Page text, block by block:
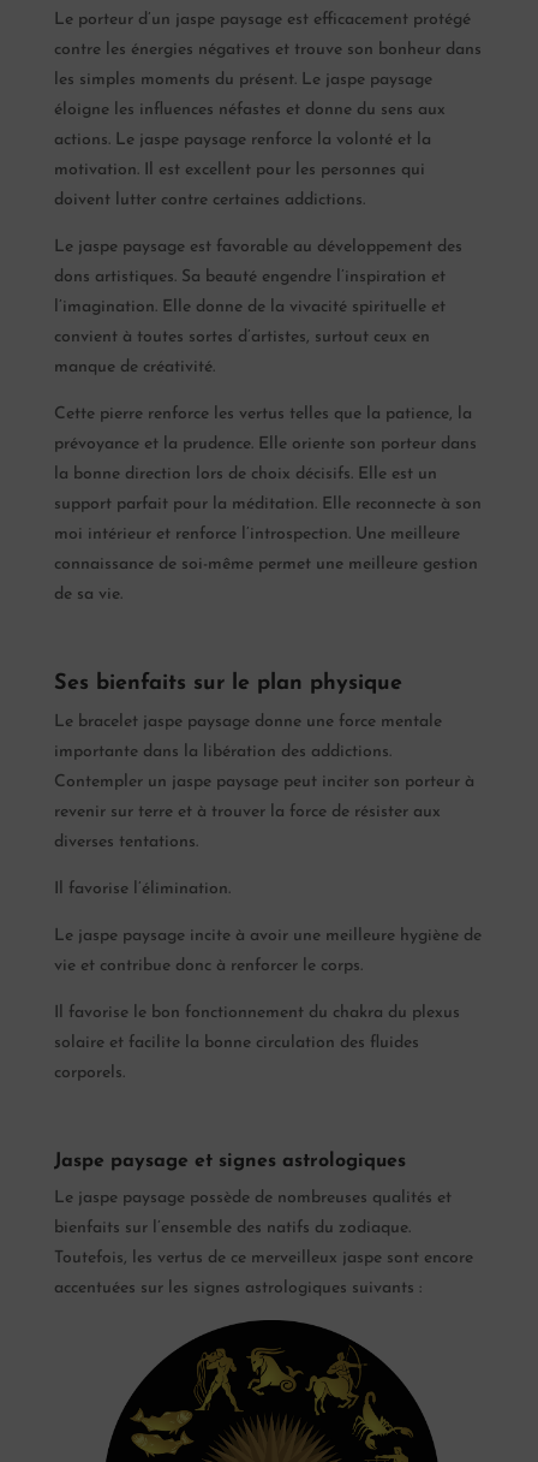
Le porteur d’un jaspe paysage est efficacement protégé
contre les énergies négatives et trouve son bonheur dans
les simples moments du présent. Le jaspe paysage
éloigne les influences néfastes et donne du sens aux
actions. Le jaspe paysage renforce la volonté et la
motivation. Il est excellent pour les personnes qui
doivent lutter contre certaines addictions.
Le jaspe paysage est favorable au développement des
dons artistiques. Sa beauté engendre l’inspiration et
l’imagination. Elle donne de la vivacité spirituelle et
convient à toutes sortes d’artistes, surtout ceux en
manque de créativité.
Cette pierre renforce les vertus telles que la patience, la
prévoyance et la prudence. Elle oriente son porteur dans
la bonne direction lors de choix décisifs. Elle est un
support parfait pour la méditation. Elle reconnecte à son
moi intérieur et renforce l’introspection. Une meilleure
connaissance de soi-même permet une meilleure gestion
de sa vie.
Ses bienfaits sur le plan physique
Le bracelet jaspe paysage donne une force mentale
importante dans la libération des addictions.
Contempler un jaspe paysage peut inciter son porteur à
revenir sur terre et à trouver la force de résister aux
diverses tentations.
Il favorise l’élimination.
Le jaspe paysage incite à avoir une meilleure hygiène de
vie et contribue donc à renforcer le corps.
Il favorise le bon fonctionnement du chakra du plexus
solaire et facilite la bonne circulation des fluides
corporels.
Jaspe paysage et signes astrologiques
Le jaspe paysage possède de nombreuses qualités et
bienfaits sur l’ensemble des natifs du zodiaque.
Toutefois, les vertus de ce merveilleux jaspe sont encore
accentuées sur les signes astrologiques suivants :